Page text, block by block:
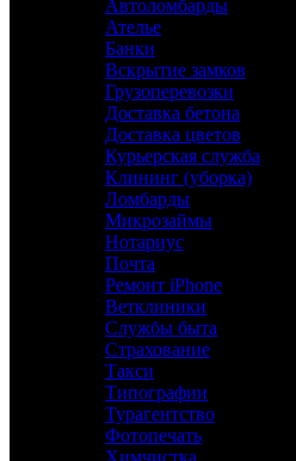
Автоломбарды
Ателье
Банки
Вскрытие замков
Грузоперевозки
Доставка бетона
Доставка цветов
Курьерская служба
Клининг (уборка)
Ломбарды
Микрозаймы
Нотариус
Почта
Ремонт iPhone
Ветклиники
Службы быта
Страхование
Такси
Типографии
Турагентство
Фотопечать
Химчистка